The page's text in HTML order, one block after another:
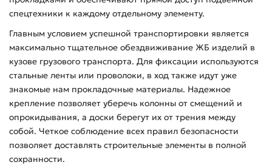
спецтехники к каждому отдельному элементу.
Главным условием успешной транспортировки является
максимально тщательное обездвиживание ЖБ изделий в
кузове грузового транспорта. Для фиксации используются
стальные ленты или проволоки, в ход также идут уже
знакомые нам прокладочные материалы. Надежное
крепление позволяет уберечь колонны от смещений и
опрокидывания, а доски берегут их от трения между
собой. Четкое соблюдение всех правил безопасности
позволяет доставлять строительные элементы в полной
сохранности.